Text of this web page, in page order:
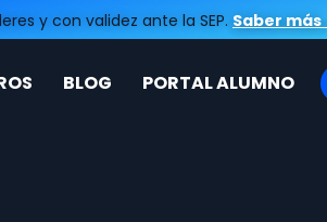
y con validez ante la SEP. Saber más
BLOG PORTAL ALUMNO